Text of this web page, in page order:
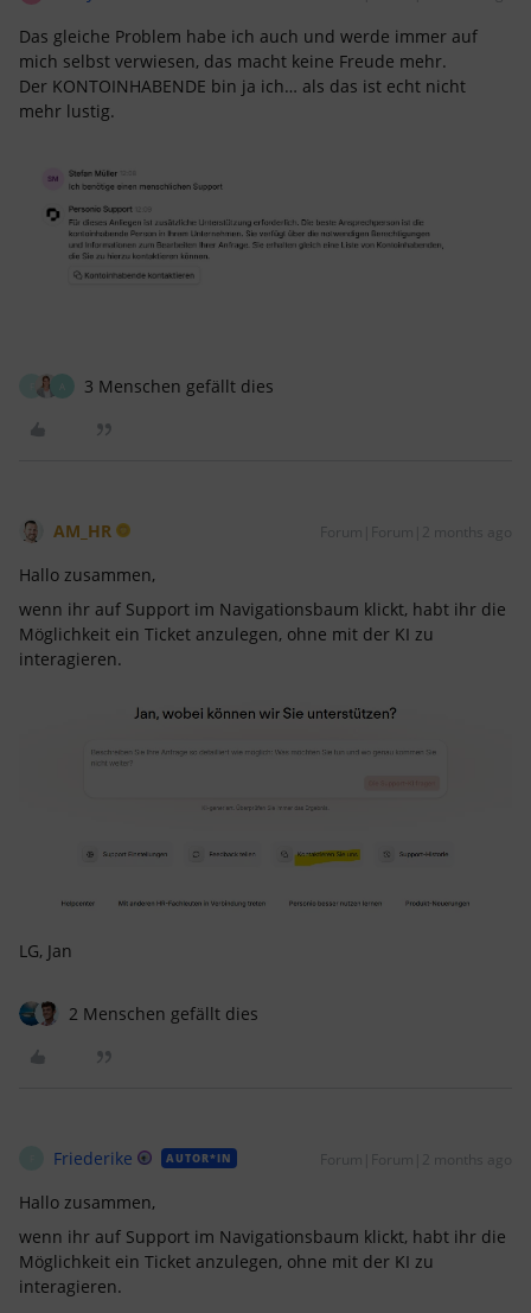
Das gleiche Problem habe ich auch und werde immer auf
mich selbst verwiesen, das macht keine Freude mehr.
Der KONTOINHABENDE bin ja ich… als das ist echt nicht
mehr lustig.
3 Menschen gefällt dies
AM_HR Forum|Forum|2 months ago
Hallo zusammen,
wenn ihr auf Support im Navigationsbaum klickt, habt ihr die
Möglichkeit ein Ticket anzulegen, ohne mit der KI zu
interagieren.
LG, Jan
2 Menschen gefällt dies
Friederike AUTOR*IN Forum|Forum|2 months ago
Hallo zusammen,
wenn ihr auf Support im Navigationsbaum klickt, habt ihr die
Möglichkeit ein Ticket anzulegen, ohne mit der KI zu
interagieren.